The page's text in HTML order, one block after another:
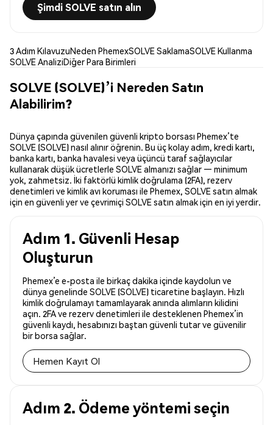
Şimdi SOLVE satın alın
3 Adım KılavuzuNeden PhemexSOLVE SaklamaSOLVE Kullanma
SOLVE AnaliziDiğer Para Birimleri
SOLVE (SOLVE)’i Nereden Satın
Alabilirim?
Dünya çapında güvenilen güvenli kripto borsası Phemex’te
SOLVE (SOLVE) nasıl alınır öğrenin. Bu üç kolay adım, kredi kartı,
banka kartı, banka havalesi veya üçüncü taraf sağlayıcılar
kullanarak düşük ücretlerle SOLVE almanızı sağlar — minimum
yok, zahmetsiz. İki faktörlü kimlik doğrulama (2FA), rezerv
denetimleri ve kimlik avı koruması ile Phemex, SOLVE satın almak
için en güvenli yer ve çevrimiçi SOLVE satın almak için en iyi yerdir.
Adım 1. Güvenli Hesap
Oluşturun
Phemex’e e-posta ile birkaç dakika içinde kaydolun ve
dünya genelinde SOLVE (SOLVE) ticaretine başlayın. Hızlı
kimlik doğrulamayı tamamlayarak anında alımların kilidini
açın. 2FA ve rezerv denetimleri ile desteklenen Phemex’in
güvenli kaydı, hesabınızı baştan güvenli tutar ve güvenilir
bir borsa sağlar.
Hemen Kayıt Ol
Adım 2. Ödeme yöntemi seçin